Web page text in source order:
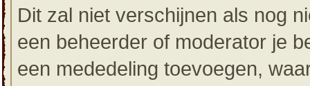
Dit zal niet verschijnen als nog
een beheerder of moderator je
een mededeling toevoegen,